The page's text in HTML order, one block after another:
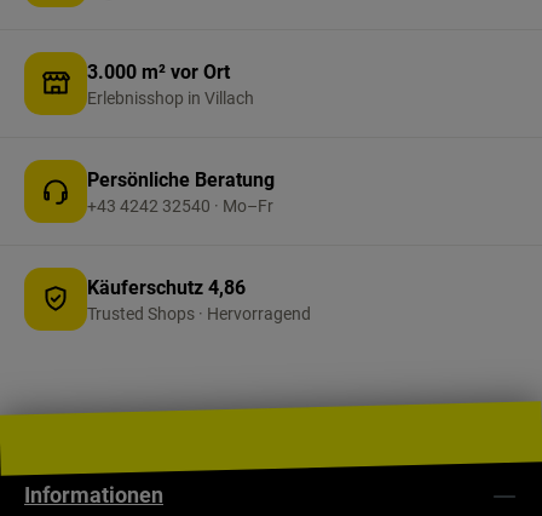
leer geliefert und muss vor der ersten Nutzung
befüllt werden. Anschluss: G.12 (KLF), passend
für gängige Gasflaschen-Installationen.
3.000 m² vor Ort
Erlebnisshop in Villach
Persönliche Beratung
+43 4242 32540 · Mo–Fr
Käuferschutz 4,86
Trusted Shops · Hervorragend
Informationen